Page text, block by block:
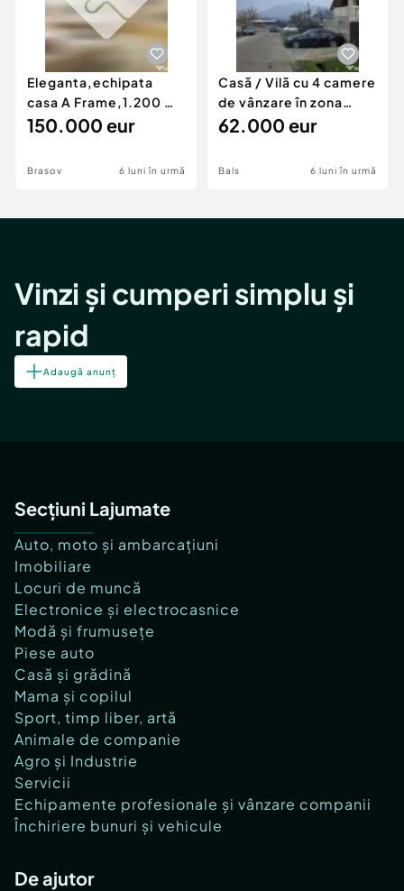
Eleganta,echipata
casa A Frame,1.200 mp
teren,deschidere Pia
150.000 eur
Brasov 6 luni în urmă
Casă / Vilă cu 4 camere
de vânzare în zona
Periferie
62.000 eur
Bals 6 luni în urmă
Vinzi și cumperi simplu și
rapid
Adaugă anunț
Secțiuni Lajumate
Auto, moto și ambarcațiuni
Imobiliare
Locuri de muncă
Electronice și electrocasnice
Modă și frumusețe
Piese auto
Casă și grădină
Mama și copilul
Sport, timp liber, artă
Animale de companie
Agro și Industrie
Servicii
Echipamente profesionale și vânzare companii
Închiriere bunuri și vehicule
De ajutor